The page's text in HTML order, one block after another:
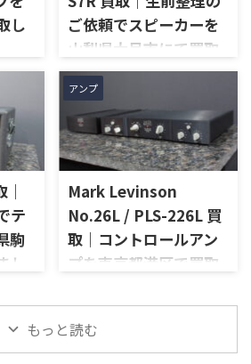
た
力
ーア
のパ
ント
どを
は、
ム、トーンコントロール、フォ
ノ入力、スピーカー出力、Pre
Out、Main Amp入力、外観コ
付属品の有無を確認しながら
査定いたしました。 買取商
品：SANSUI AU-D907 LIMITED
メーカー：SANSUI / 山水 / ...
し
の
」
ま
ネル
能
ト
、左
力
コン
バ
取
カ
ご依頼でスピーカーを
山梨県大月市にて買取
しました
山梨県大月市で、生前整理に伴
いJBLの大型スピーカー「C50
OLYMPUS S7R」を出張買取さ
せていただきました。今回の
お品物は、長年大切に音楽を
楽しまれてきたご本人様より、
オーディオ機器の整理を進めた
いとのご相談をいただいたも
のです。 JBL C50 OLYMPUS
S7Rは、Olympus専用エンクロ
PR15パッシブラジエーター、
LE85ドライバー、HL91ホー
ン、LX5ネットワークなどを組
テ
駒
出張
アンプ
Mark Levinson
No.26L / PLS-226L 買
取｜コントロールアン
プを東京都港区で買取
のコントロールアンプ
「No.26L / PLS-226L」を出張
もっと読む